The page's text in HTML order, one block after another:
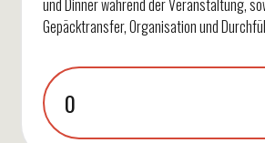
und Dinner während der Veranstaltung,
Gepäcktransfer, Organisation und